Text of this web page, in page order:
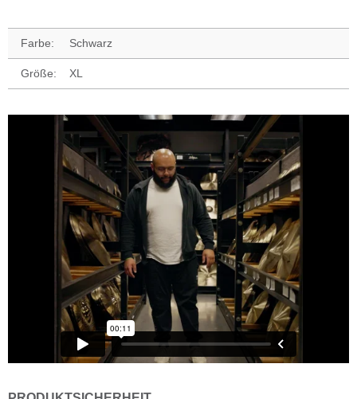
Farbe: Schwarz
Größe: XL